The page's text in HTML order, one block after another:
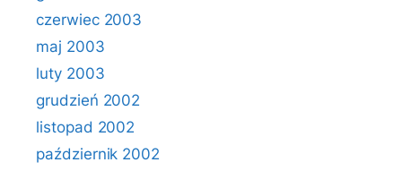
czerwiec 2003
maj 2003
luty 2003
grudzień 2002
listopad 2002
październik 2002